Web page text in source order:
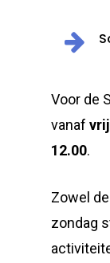
Voor de
vanaf
12.00.
Zowel
zondag